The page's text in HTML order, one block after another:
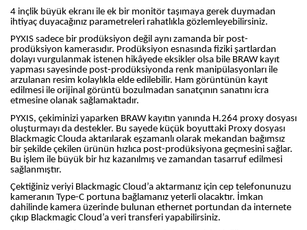
4 inçlik büyük ekranı ile ek bir monitör taşımaya gerek duymadan
ihtiyaç duyacağınız parametreleri rahatlıkla gözlemleyebilirsiniz.
PYXIS sadece bir prodüksiyon değil aynı zamanda bir post-
prodüksiyon kamerasıdır. Prodüksiyon esnasında fiziki şartlardan
dolayı vurgulanmak istenen hikâyede eksikler olsa bile BRAW kayıt
yapması sayesinde post-prodüksiyonda renk manipülasyonları ile
arzulanan resim kolaylıkla elde edilebilir. Ham görüntünün kayıt
edilmesi ile orijinal görüntü bozulmadan sanatçının sanatını icra
etmesine olanak sağlamaktadır.
PYXIS, çekiminizi yaparken BRAW kayıtın yanında H.264 proxy dosyası
oluşturmayı da destekler. Bu sayede küçük boyuttaki Proxy dosyası
Blackmagic Clouda aktarılarak eşzamanlı olarak mekandan bağımsız
bir şekilde çekilen ürünün hızlıca post-prodüksiyona geçmesini sağlar.
Bu işlem ile büyük bir hız kazanılmış ve zamandan tasarruf edilmesi
sağlanmıştır.
Çektiğiniz veriyi Blackmagic Cloud’a aktarmanız için cep telefonunuzu
kameranın Type-C portuna bağlamanız yeterli olacaktır. İmkan
dahilinde kamera üzerinde bulunan ethernet portundan da internete
çıkıp Blackmagic Cloud’a veri transferi yapabilirsiniz.